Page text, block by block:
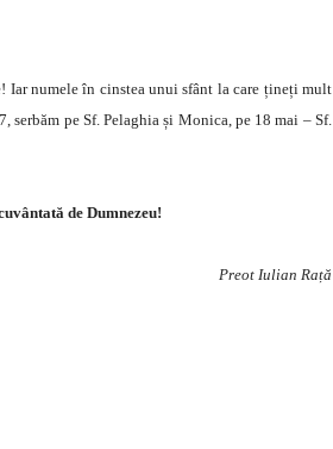
Iar numele în cinstea unui sfânt la care țineți mult
serbăm pe Sf. Pelaghia și Monica, pe 18 mai – Sf.
de Dumnezeu!
Preot Iulian Rață